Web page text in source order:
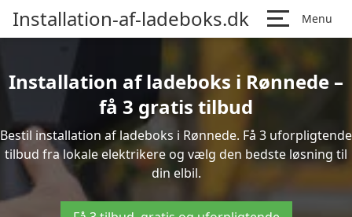
Installation-af-ladeboks.dk Menu
Installation af ladeboks i Rønnede –
få 3 gratis tilbud
Bestil installation af ladeboks i Rønnede. Få 3 uforpligtende
tilbud fra lokale elektrikere og vælg den bedste løsning til
din elbil.